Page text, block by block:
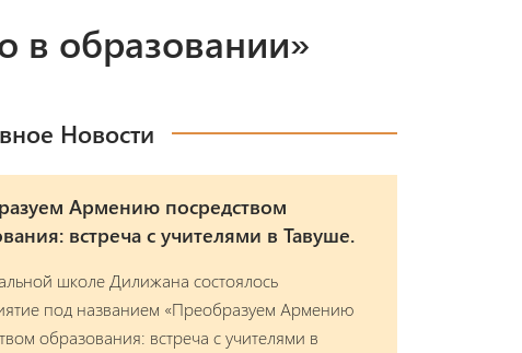
Вопросы к «Айб»
в образовании»
Новости
Армению посредством
встреча с учителями в Тавуше.
школе Дилижана состоялось
под названием «Преобразуем Армению
образования: встреча с учителями в